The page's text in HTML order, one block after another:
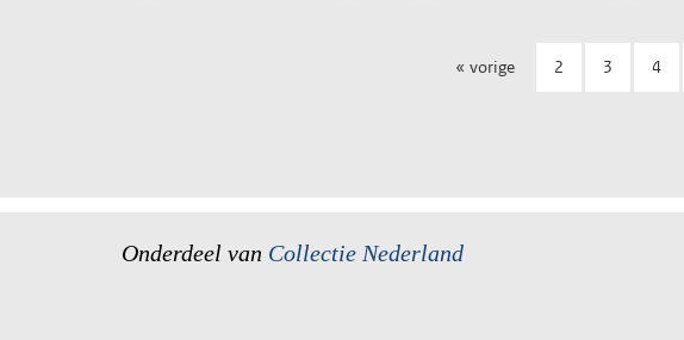
« vorige 2 3 4
Onderdeel van Collectie Nederland